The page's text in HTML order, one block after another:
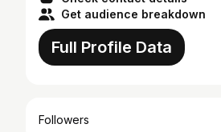
Get audience breakdown
Full Profile Data
Followers